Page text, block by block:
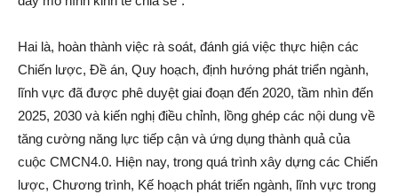
Hai là, hoàn thành việc rà soát, đánh giá việc thực hiện các
Chiến lược, Đề án, Quy hoạch, định hướng phát triển ngành,
lĩnh vực đã được phê duyệt giai đoạn đến 2020, tầm nhìn đến
2025, 2030 và kiến nghị điều chỉnh, lồng ghép các nội dung về
tăng cường năng lực tiếp cận và ứng dụng thành quả của
cuộc CMCN4.0. Hiện nay, trong quá trình xây dựng các Chiến
lược, Chương trình, Kế hoạch phát triển ngành, lĩnh vực trong